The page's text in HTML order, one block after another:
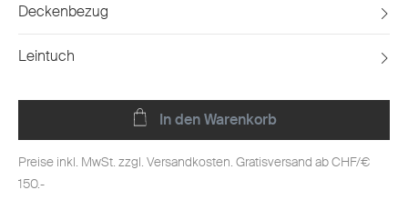
Deckenbezug
Leintuch
In den Warenkorb
Preise inkl. MwSt. zzgl. Versandkosten. Gratisversand ab CHF/€
150.-